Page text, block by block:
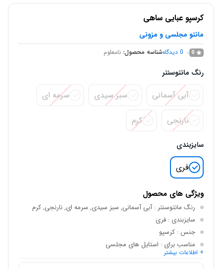
کرسپو عبایی ساهی
مانتو مجلسی و مزونی
0
0 دیدگاهشناسه محصول: نامعلوم
رنگ مانتوسنتر
آبی آسمانی سبز سیدی سرمه ای
نارنجی کرم
سایزبندی
فری
ویژگی های محصول
رنگ مانتوسنتر : آبی آسمانی, سبز سیدی, سرمه ای, نارنجی, کرم
سایزبندی : فری
جنس : کرسپو
مناسب برای : استایل های مجلسی
نام اختصاری
+ اطلاعات بیشتر